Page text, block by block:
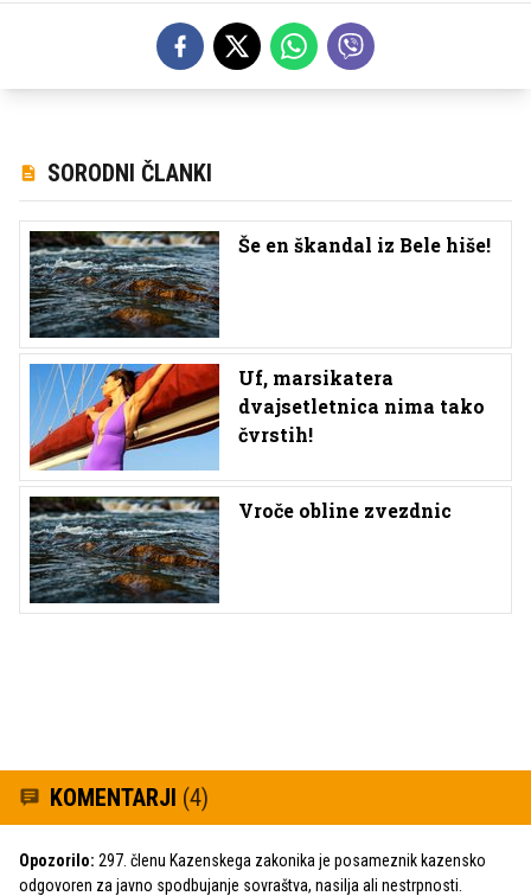
SORODNI ČLANKI
Še en škandal iz Bele hiše!
Uf, marsikatera
dvajsetletnica nima tako
čvrstih!
Vroče obline zvezdnic
KOMENTARJI (4)
Opozorilo: 297. členu Kazenskega zakonika je posameznik kazensko
odgovoren za javno spodbujanje sovraštva, nasilja ali nestrpnosti.